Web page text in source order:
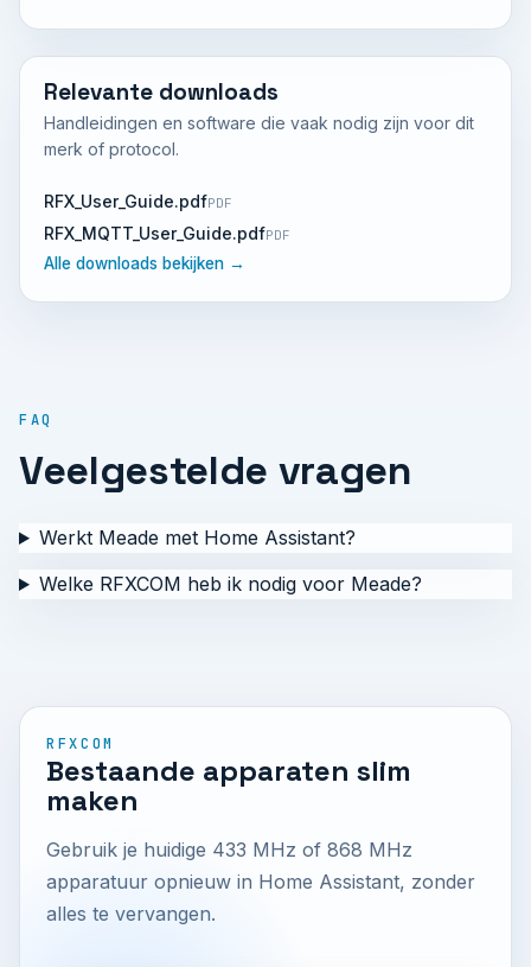
Relevante downloads
Handleidingen en software die vaak nodig zijn voor dit
merk of protocol.
RFX_User_Guide.pdfPDF
RFX_MQTT_User_Guide.pdfPDF
Alle downloads bekijken →
FAQ
Veelgestelde vragen
Werkt Meade met Home Assistant?
Welke RFXCOM heb ik nodig voor Meade?
RFXCOM
Bestaande apparaten slim
maken
Gebruik je huidige 433 MHz of 868 MHz
apparatuur opnieuw in Home Assistant, zonder
alles te vervangen.